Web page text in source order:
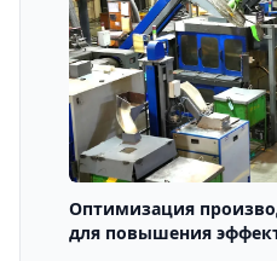
Оптимизация
для повышения